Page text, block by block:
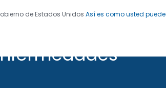
de Estados Unidos Así es como usted
CDC 24/7: Salvamos vidas.